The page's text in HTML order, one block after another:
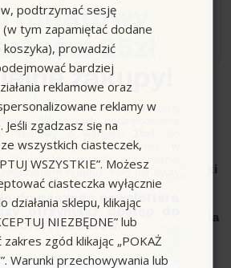
to nieodzowny element
w uzyskaniu jak najbardziej
pracy odkurzaczem parowym.
Dzięki
elementów oraz możliwości
dowolnego rodzaju pracy, z
możliwości swojego urządzenia
podtrzymać sesję
(w tym zapamiętać dodane
prowadzić
bardziej
reklamowe oraz
reklamy w
Jeśli zgadzasz się na
wszystkich ciasteczek,
WSZYSTKIE”. Możesz
ciasteczka wyłącznie
działania sklepu, klikając
NIEZBĘDNE” lub
zgód klikając „POKAŻ
Warunki przechowywania lub
rabatowy
25zł
zakupy!
załóż konto i dokonaj
W ramach podziękowania
rabatowy o wartości
przy kolejnym zamówieniu w
(minimalna wartość zamówienia
naliczeniem rabatu). Kod nie łączy
rabatowymi.
do naszego newslettera
otrzymasz dostęp do
ofert i rabatów.